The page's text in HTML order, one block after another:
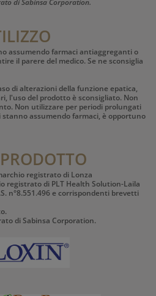
di Sabinsa Corporation.
assumendo farmaci antiaggreganti o
il parere del medico. Se ne sconsiglia
di alterazioni della funzione epatica,
l'uso del prodotto è sconsigliato. Non
Non utilizzare per periodi prolungati
stanno assumendo farmaci, è opportuno
registrato di Lonza
registrato di PLT Health Solution-Laila
n°8.551.496 e corrispondenti brevetti
di Sabinsa Corporation.